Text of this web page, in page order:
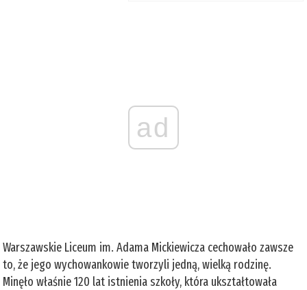
ad
Warszawskie Liceum im. Adama Mickiewicza cechowało zawsze
to, że jego wychowankowie tworzyli jedną, wielką rodzinę.
Minęło właśnie 120 lat istnienia szkoły, która ukształtowała